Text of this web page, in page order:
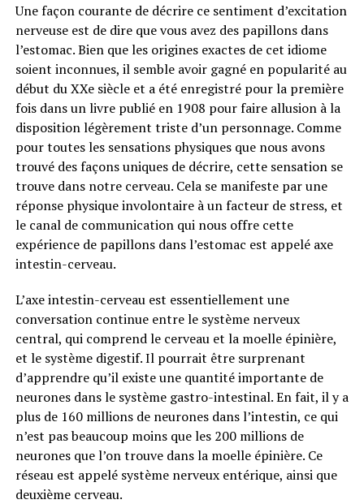
Une façon courante de décrire ce sentiment d’excitation
nerveuse est de dire que vous avez des papillons dans
l’estomac. Bien que les origines exactes de cet idiome
soient inconnues, il semble avoir gagné en popularité au
début du XXe siècle et a été enregistré pour la première
fois dans un livre publié en 1908 pour faire allusion à la
disposition légèrement triste d’un personnage. Comme
pour toutes les sensations physiques que nous avons
trouvé des façons uniques de décrire, cette sensation se
trouve dans notre cerveau. Cela se manifeste par une
réponse physique involontaire à un facteur de stress, et
le canal de communication qui nous offre cette
expérience de papillons dans l’estomac est appelé axe
intestin-cerveau.
L’axe intestin-cerveau est essentiellement une
conversation continue entre le système nerveux
central, qui comprend le cerveau et la moelle épinière,
et le système digestif. Il pourrait être surprenant
d’apprendre qu’il existe une quantité importante de
neurones dans le système gastro-intestinal. En fait, il y a
plus de 160 millions de neurones dans l’intestin, ce qui
n’est pas beaucoup moins que les 200 millions de
neurones que l’on trouve dans la moelle épinière. Ce
réseau est appelé système nerveux entérique, ainsi que
deuxième cerveau.